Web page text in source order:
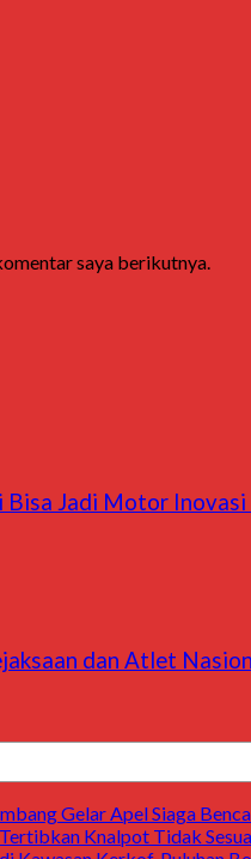
saya berikutnya.
Jadi Motor
dan Atlet
Gelar Apel Siaga
Knalpot Tidak